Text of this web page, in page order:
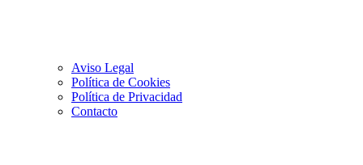
Aviso Legal
Política de Cookies
Política de Privacidad
Contacto